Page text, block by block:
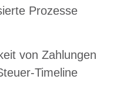
Prozesse
von Zahlungen
Timeline